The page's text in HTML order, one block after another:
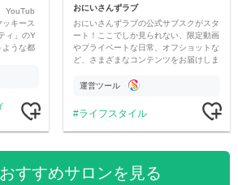
YouTub
キース
ィ」のY
ような都
おにいさんずラブ
おにいさんずラブの公式サブスクがスタ
ート！ここでしか見られない、限定動画
やプライベートな日常、オフショットな
ど、さまざまなコンテンツをお届けしま
運営ツール
ライフスタイル
すすめサロンを見る